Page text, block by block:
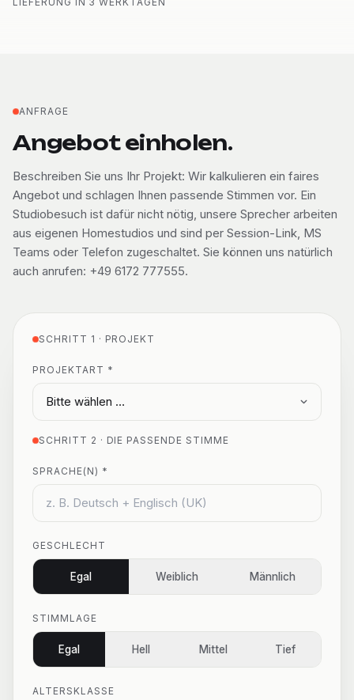
ANFRAGE
Angebot einholen.
Beschreiben Sie uns Ihr Projekt: Wir kalkulieren ein faires
Angebot und schlagen Ihnen passende Stimmen vor. Ein
Studiobesuch ist dafür nicht nötig, unsere Sprecher arbeiten
aus eigenen Homestudios und sind per Session-Link, MS
Teams oder Telefon zugeschaltet. Sie können uns natürlich
auch anrufen: +49 6172 777555.
SCHRITT 1 · PROJEKT
PROJEKTART *
SCHRITT 2 · DIE PASSENDE STIMME
SPRACHE(N) *
GESCHLECHT
Egal Weiblich Männlich
STIMMLAGE
Egal Hell Mittel Tief
ALTERSKLASSE